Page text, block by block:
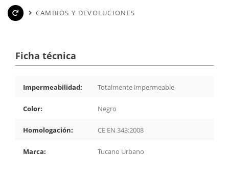
CAMBIOS Y DEVOLUCIONES
Ficha técnica
Impermeabilidad: Totalmente impermeable
Color: Negro
Homologación: CE EN 343:2008
Marca: Tucano Urbano